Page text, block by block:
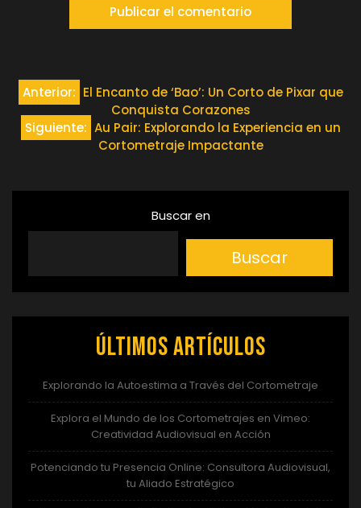
Navegación
de
Anterior: El Encanto de ‘Bao’: Un Corto de Pixar que
Conquista Corazones
Siguiente: Au Pair: Explorando la Experiencia en un
Cortometraje Impactante
Buscar en
Buscar
Últimos artículos
Explorando la Autoestima a Través del Cortometraje
Explora el Mundo de los Cortometrajes en Vimeo:
Creatividad Audiovisual en Acción
Potenciando tu Presencia Online: Consultora Audiovisual,
tu Aliado Estratégico